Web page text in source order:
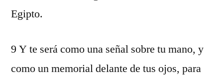
Egipto.
9 Y te será como una señal sobre tu mano, y
como un memorial delante de tus ojos, para